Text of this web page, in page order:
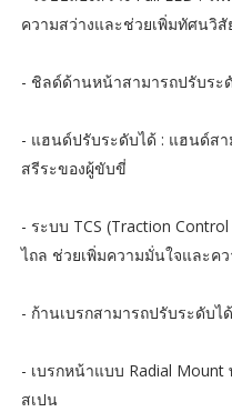
ความสว่างและช่วยเพิ่มทัศนวิ
- ชิลด์ด้านหน้าสามารถปรับระ
- แฮนด์ปรับระดับได้ : แฮนด์ส
สรีระของผู้ขับขี่
- ระบบ TCS (Traction
ไถล ช่วยเพิ่มความมั่นใจและค
- ก้านเบรกสามารถปรับระดับ
- เบรกหน้าแบบ Radial
สเปน